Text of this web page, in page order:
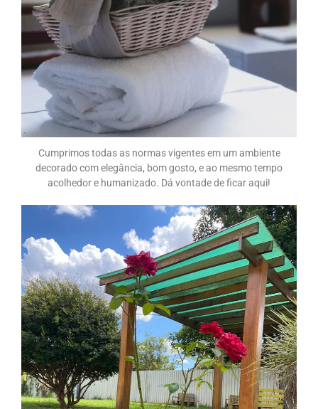
Cumprimos todas as normas vigentes em um ambiente
decorado com elegância, bom gosto, e ao mesmo tempo
acolhedor e humanizado. Dá vontade de ficar aqui!